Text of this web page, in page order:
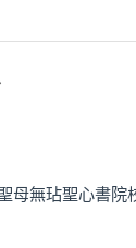
母無玷聖心書院